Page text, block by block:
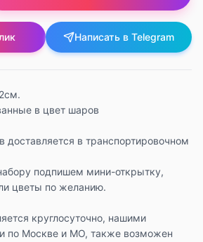
Написать в Telegram
в цвет шаров
в транспортировочном
подпишем мини-открытку,
цветы по желанию.
круглосуточно, нашими
по Москве и МО, также возможен